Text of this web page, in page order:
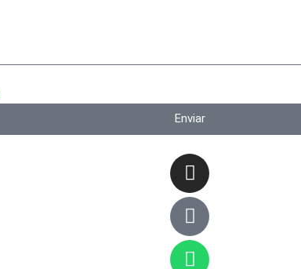
Enviar